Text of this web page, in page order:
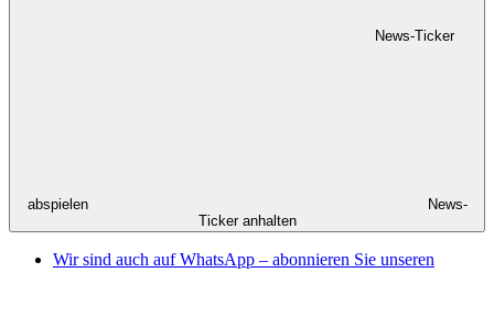
News-Ticker
abspielen
News-
Ticker anhalten
Wir sind auch auf WhatsApp – abonnieren Sie unseren